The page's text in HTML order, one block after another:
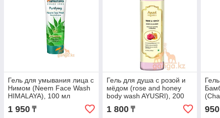
Гель для умывания лица с
Нимом (Neem Face Wash
HIMALAYA), 100 мл
1 950 ₸
Гель для душа с розой и
мёдом (rose and honey
body wash AYUSRI), 200
1 800₸ 950